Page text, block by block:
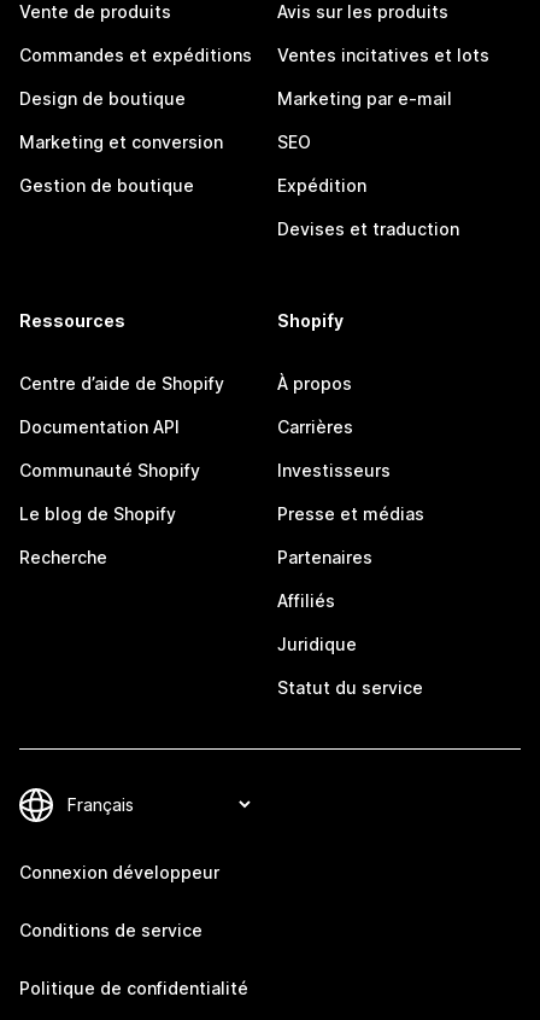
Vente de produits
Commandes et expéditions
Design de boutique
Marketing et conversion
Gestion de boutique
Avis sur les produits
Ventes incitatives et lots
Marketing par e-mail
SEO
Expédition
Devises et traduction
Ressources
Centre d’aide de Shopify
Documentation API
Communauté Shopify
Le blog de Shopify
Recherche
Shopify
À propos
Carrières
Investisseurs
Presse et médias
Partenaires
Affiliés
Juridique
Statut du service
Connexion développeur
Conditions de service
Politique de confidentialité